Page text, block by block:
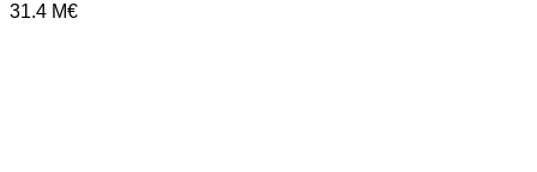
31.4 M€